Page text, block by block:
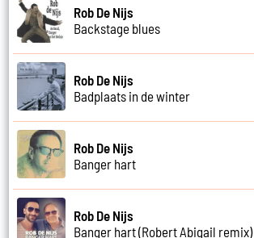
Rob De Nijs
Backstage blues
Rob De Nijs
Badplaats in de winter
Rob De Nijs
Banger hart
Rob De Nijs
Banger hart (Robert Abigail remix)